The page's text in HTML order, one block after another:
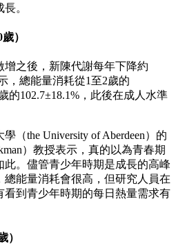
。
）
之後，新陳代謝每年下降約
，總能量消耗從1至2歲的
的102.7±18.1%，此後在成人水準
（the University of Aberdeen）的
）教授表示，真的以為青春期
。儘管青少年時期是成長的高峰
能量消耗會很高，但研究人員在
到青少年時期的每日熱量需求有
）